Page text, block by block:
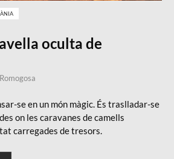
oculta de
se en un món màgic. És traslladar-se
on les caravanes de camells
carregades de tresors.